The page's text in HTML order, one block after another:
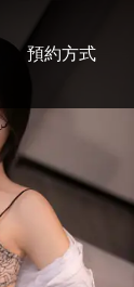
預約方式